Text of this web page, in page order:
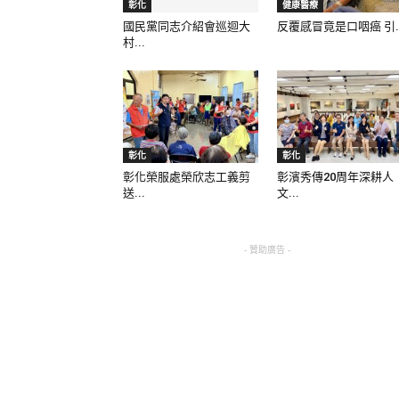
彰化
國民黨同志介紹會巡迴大
村...
健康醫療
反覆感冒竟是口咽癌 引
彰化
彰化榮服處榮欣志工義剪
送...
彰化
彰濱秀傳20周年深耕人
文...
- 贊助廣告 -